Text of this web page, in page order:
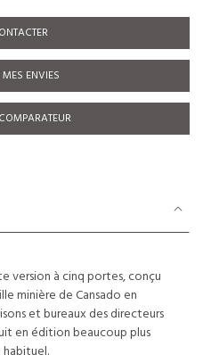
ENVIES
version à cinq portes, conçu
minière de Cansado en
et bureaux des directeurs
en édition beaucoup plus